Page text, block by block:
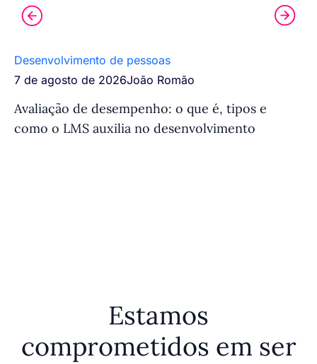
Desenvolvimento de pessoas
7 de agosto de 2026João Romão
Avaliação de desempenho: o que é, tipos e
como o LMS auxilia no desenvolvimento
Estamos
comprometidos em ser